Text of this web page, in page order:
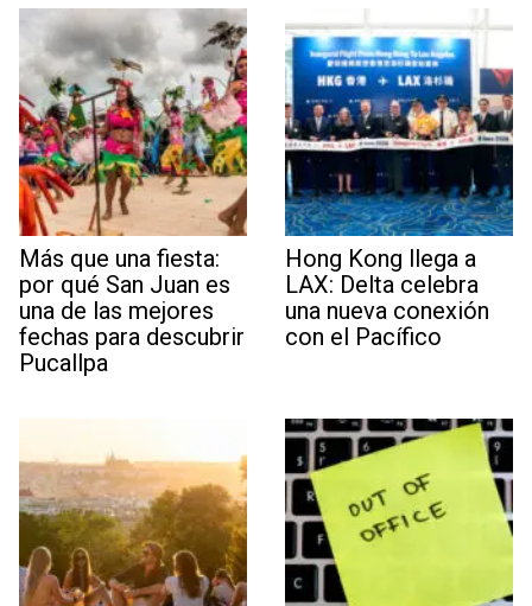
Más que una fiesta:
por qué San Juan es
una de las mejores
fechas para descubrir
Pucallpa
Hong Kong llega a
LAX: Delta celebra
una nueva conexión
con el Pacífico